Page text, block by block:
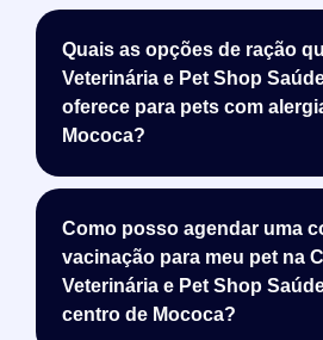
Quais as opções de ração
Veterinária e Pet Shop
oferece para pets com
Mococa?
Como posso agendar uma
vacinação para meu pet na
Veterinária e Pet Shop
centro de Mococa?